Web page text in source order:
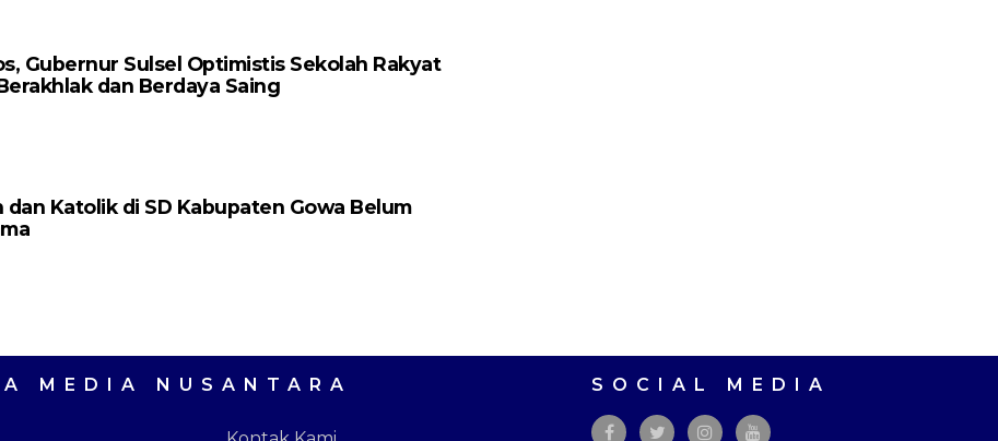
Gubernur Sulsel Optimistis Sekolah Rakyat
dan Berdaya Saing
dan Katolik di SD Kabupaten Gowa Belum
MEDIA NUSANTARA SOCIAL MEDIA